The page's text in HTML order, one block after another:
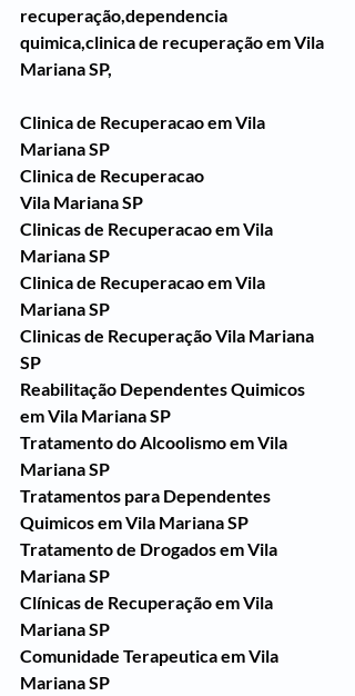
recuperação,dependencia
quimica,clinica de recuperação em Vila
Mariana SP,
Clinica de Recuperacao em Vila
Mariana SP
Clinica de Recuperacao
Vila Mariana SP
Clinicas de Recuperacao em Vila
Mariana SP
Clinica de Recuperacao em Vila
Mariana SP
Clinicas de Recuperação Vila Mariana
SP
Reabilitação Dependentes Quimicos
em Vila Mariana SP
Tratamento do Alcoolismo em Vila
Mariana SP
Tratamentos para Dependentes
Quimicos em Vila Mariana SP
Tratamento de Drogados em Vila
Mariana SP
Clínicas de Recuperação em Vila
Mariana SP
Comunidade Terapeutica em Vila
Mariana SP